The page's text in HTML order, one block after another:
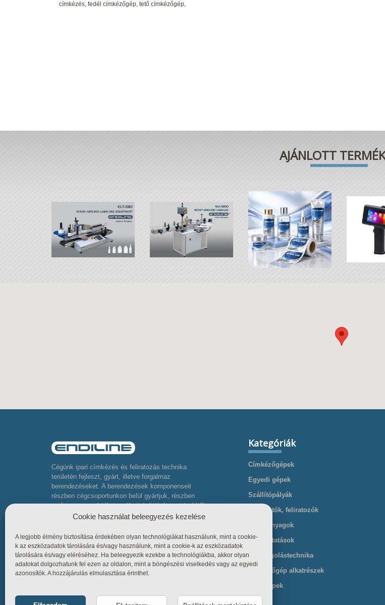
címkézés, fedél címkézőgép, tető címkézőgép,
AJÁNLOTT
Cégünk ipari címkézés és feliratozás technika
területén fejleszt, gyárt, illetve forgalmaz
berendezéseket. A berendezések komponenseit
részben cégcsoportunkon belül gyártjuk, részben
pedig neves gyártók termékeit építjük be, melyekből
komplett összetett berendezéseket készítünk
Kategóriák
Címkézőgépek
Egyedi gépek
Szállítópályák
Nyomtatók, feliratozók
Kellékanyagok
Szolgáltatások
Csomagolástechnika
Cimkézőgép alkatrészek
Töltőgépek
Cookie használat beleegyezés kezelése
A legjobb élmény biztosítása érdekében olyan technológiákat használunk, mint a cookie-
k az eszközadatok tárolására és/vagy használunk, mint a cookie-k az eszközadatok
tárolására és/vagy eléréséhez. Ha beleegyezik ezekbe a technológiákba, akkor olyan
adatokat dolgozhatunk fel ezen az oldalon, mint a böngészési viselkedés vagy az egyedi
azonosítók. A hozzájárulás elmulasztása érinthet.